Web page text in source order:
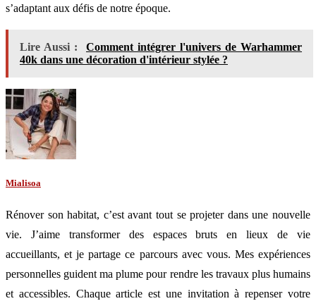
s’adaptant aux défis de notre époque.
Lire Aussi :
Comment intégrer l'univers de Warhammer
40k dans une décoration d'intérieur stylée ?
Mialisoa
Rénover son habitat, c’est avant tout se projeter dans une nouvelle
vie. J’aime transformer des espaces bruts en lieux de vie
accueillants, et je partage ce parcours avec vous. Mes expériences
personnelles guident ma plume pour rendre les travaux plus humains
et accessibles. Chaque article est une invitation à repenser votre